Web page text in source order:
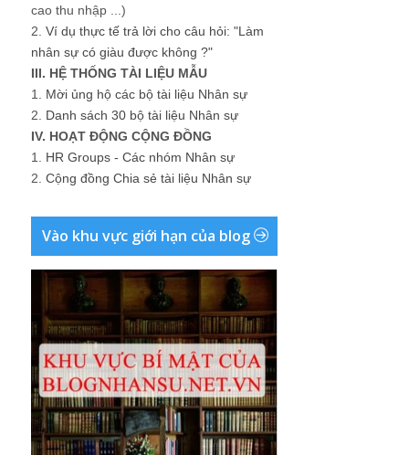
cao thu nhập ...)
2. Ví dụ thực tế trả lời cho câu hỏi: "Làm
nhân sự có giàu được không ?"
III. HỆ THỐNG TÀI LIỆU MẪU
1. Mời ủng hộ các bộ tài liệu Nhân sự
2. Danh sách 30 bộ tài liệu Nhân sự
IV. HOẠT ĐỘNG CỘNG ĐỒNG
1. HR Groups - Các nhóm Nhân sự
2. Cộng đồng Chia sẻ tài liệu Nhân sự
Vào khu vực giới hạn của blog